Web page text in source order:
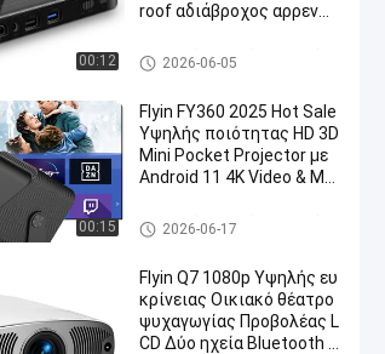
00:12
roof αδιάβροχος αρρενω
Προβολέας εγχώριων θεάτρ
ων
2026-06-05
00:15
Flyin FY360 2025 Hot Sale
Υψηλής ποιότητας HD 3D
Mini Pocket Projector με
Android 11 4K Video & Mo
ηριστικά
Προβολέας εγχώριων θεάτρ
ων
2026-06-17
Flyin Q7 1080p Υψηλής ευ
κρίνειας Οικιακό θέατρο
ψυχαγωγίας Προβολέας L
CD Δύο ηχεία Bluetooth 1